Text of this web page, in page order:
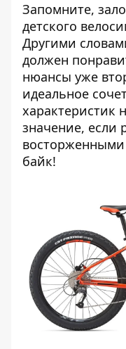
Запомните,
детского
Другими
должен
нюансы уже
идеальное
характеристик
значение, если
восторженными
байк!